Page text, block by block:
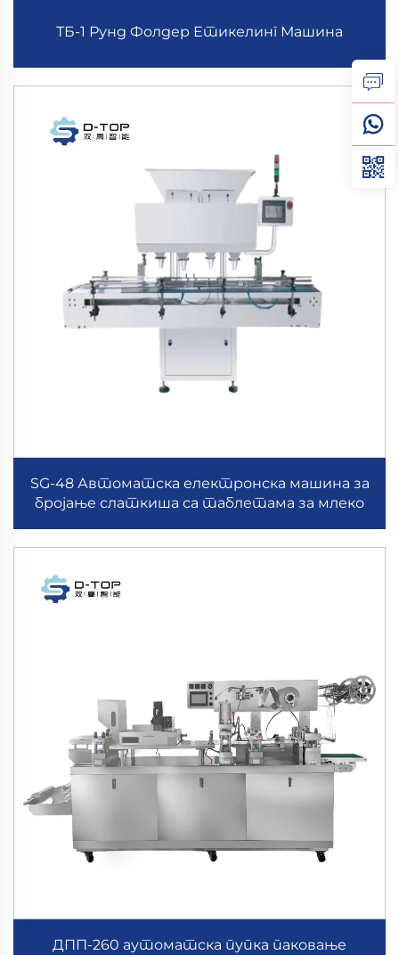
ТБ-1 Рунд Фолдер Етикелинг Машина
SG-48 Автоматска електронска машина за
бројање слаткиша са таблетама за млеко
ДПП-260 аутоматска пупка паковање